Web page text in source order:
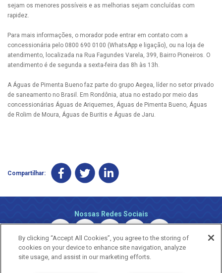
sejam os menores possíveis e as melhorias sejam concluídas com
rapidez.
Para mais informações, o morador pode entrar em contato com a
concessionária pelo 0800 690 0100 (WhatsApp e ligação), ou na loja de
atendimento, localizada na Rua Fagundes Varela, 399, Bairro Pioneiros. O
atendimento é de segunda a sexta-feira das 8h às 13h.
A Águas de Pimenta Bueno faz parte do grupo Aegea, líder no setor privado
de saneamento no Brasil. Em Rondônia, atua no estado por meio das
concessionárias Águas de Ariquemes, Águas de Pimenta Bueno, Águas
de Rolim de Moura, Águas de Buritis e Águas de Jaru.
Compartilhar:
Nossas Redes Sociais
By clicking “Accept All Cookies”, you agree to the storing of
cookies on your device to enhance site navigation, analyze
site usage, and assist in our marketing efforts.